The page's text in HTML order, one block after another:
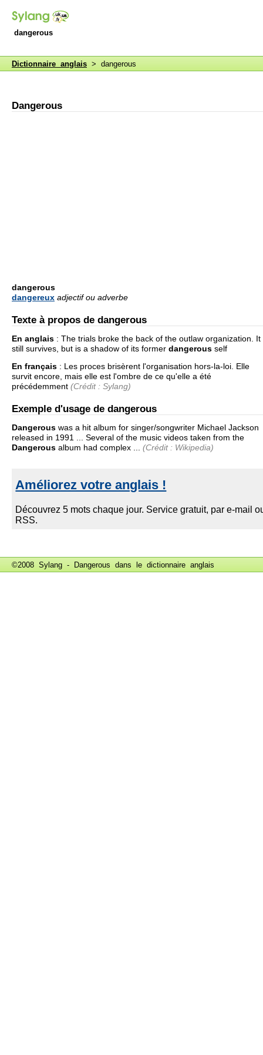
dangerous
Dictionnaire anglais > dangerous
Dangerous
dangerous
dangereux adjectif ou adverbe
Texte à propos de dangerous
En anglais : The trials broke the back of the outlaw organization. It
still survives, but is a shadow of its former dangerous self
En français : Les proces brisèrent l'organisation hors-la-loi. Elle
survit encore, mais elle est l'ombre de ce qu'elle a été
précédemment (Crédit : Sylang)
Exemple d'usage de dangerous
Dangerous was a hit album for singer/songwriter Michael Jackson
released in 1991 ... Several of the music videos taken from the
Dangerous album had complex ... (Crédit : Wikipedia)
©2008 Sylang - Dangerous dans le dictionnaire anglais